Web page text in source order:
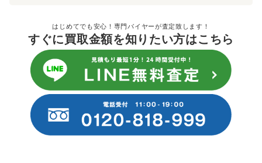
はじめてでも安心！専門バイヤーが査定致します！
すぐに買取金額を知りたい方はこちら